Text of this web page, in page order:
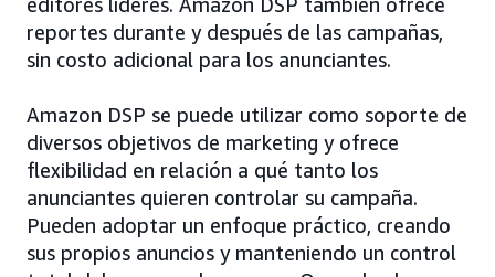
reportes durante y después de las campañas,
sin costo adicional para los anunciantes.
Amazon DSP se puede utilizar como soporte de
diversos objetivos de marketing y ofrece
flexibilidad en relación a qué tanto los
anunciantes quieren controlar su campaña.
Pueden adoptar un enfoque práctico, creando
sus propios anuncios y manteniendo un control